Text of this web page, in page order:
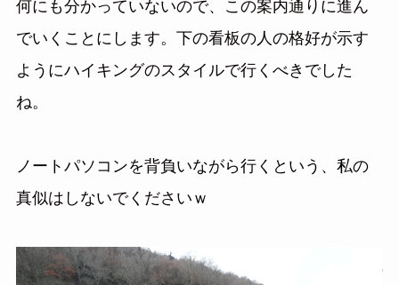
何にも分かっていないので、この案内通りに進ん
でいくことにします。下の看板の人の格好が示す
ようにハイキングのスタイルで行くべきでした
ね。
ノートパソコンを背負いながら行くという、私の
真似はしないでくださいｗ